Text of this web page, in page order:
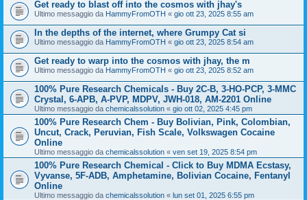
Get ready to blast off into the cosmos with jhay's
Ultimo messaggio da HammyFromOTH « gio ott 23, 2025 8:55 am
In the depths of the internet, where Grumpy Cat si
Ultimo messaggio da HammyFromOTH « gio ott 23, 2025 8:54 am
Get ready to warp into the cosmos with jhay, the m
Ultimo messaggio da HammyFromOTH « gio ott 23, 2025 8:52 am
100% Pure Research Chemicals - Buy 2C-B, 3-HO-PCP, 3-MMC
Crystal, 6-APB, A-PVP, MDPV, JWH-018, AM-2201 Online
Ultimo messaggio da chemicalssolution « gio ott 02, 2025 4:45 pm
100% Pure Research Chem - Buy Bolivian, Pink, Colombian,
Uncut, Crack, Peruvian, Fish Scale, Volkswagen Cocaine
Online
Ultimo messaggio da chemicalssolution « ven set 19, 2025 8:54 pm
100% Pure Research Chemical - Click to Buy MDMA Ecstasy,
Vyvanse, 5F-ADB, Amphetamine, Bolivian Cocaine, Fentanyl
Online
Ultimo messaggio da chemicalssolution « lun set 01, 2025 6:55 pm